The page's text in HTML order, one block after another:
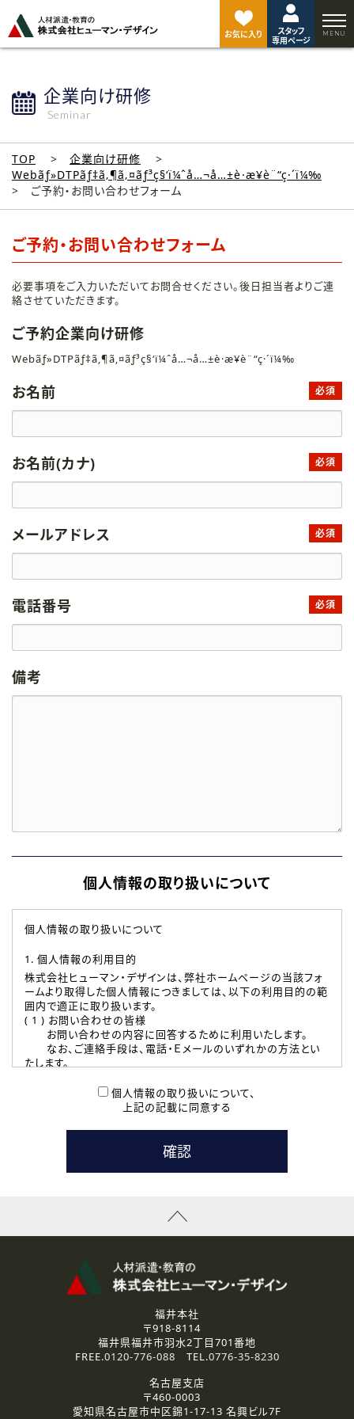
お気に入り
スタッフ
専用ページ
企業向け研修
Seminar
TOP
企業向け研修
Webãƒ»DTPãƒ‡ã‚¶ã‚¤ãƒ³ç§‘ï¼ˆå…¬å…±è·æ¥­è¨“ç·´ï¼‰
ご予約・お問い合わせフォーム
ご予約・お問い合わせフォーム
必要事項をご入力いただいてお問合せください。後日担当者よりご連
絡させていただきます。
ご予約企業向け研修
Webãƒ»DTPãƒ‡ã‚¶ã‚¤ãƒ³ç§‘ï¼ˆå…¬å…±è·æ¥­è¨“ç·´ï¼‰
お名前 必須
お名前(カナ) 必須
メールアドレス 必須
電話番号 必須
備考
個人情報の取り扱いについて
個人情報の取り扱いについて
1. 個人情報の利用目的
株式会社ヒューマン・デザインは、弊社ホームページの当該フォ
ームより取得した個人情報につきましては、以下の利用目的の範
囲内で適正に取り扱います。
( 1 ) お問い合わせの皆様
お問い合わせの内容に回答するために利用いたします。
なお、ご連絡手段は、電話・Ｅメールのいずれかの方法とい
たします。
本登録に関するご連絡および本登録時の参考情報として利
たします。
( 3 ) スタッフ派遣を検討されている企業の皆様
お問い合わせの内容に回答するために利用いたします。
なお、ご連絡手段は、電話・Ｅメールのいずれかの方法とい
資料送付、受講相談に関するご連絡のために利用いたしま
その他、お問い合わせの内容に回答するために利用いたし
なお、ご連絡手段は、電話・Ｅメールのいずれかの方法とい
2.個人情報の第三者提供
ご提供いただいた個人情報は、法令等の規定に従う場合を除き、
3.個人情報の取り扱いの委託
弊社の定める個人情報保護の評価基準を満たした委託先に、個
個人情報の取り扱いについて、
上記の記載に同意する
ジ
ト
福井本社
〒918-8114
福井県福井市羽水2丁目701番地
FREE.0120-776-088 TEL.0776-35-8230
名古屋支店
〒460-0003
愛知県名古屋市中区錦1-17-13 名興ビル7F